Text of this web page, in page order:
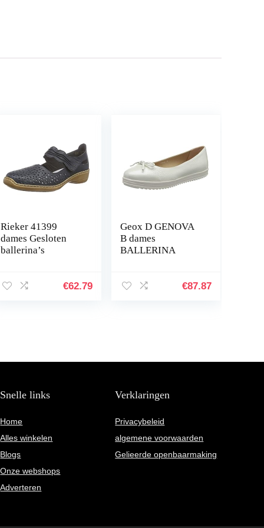
Rieker 41399
dames Gesloten
ballerina’s
€62.79
Geox D GENOVA
B dames
BALLERINA
€87.87
Snelle links
Home
Alles winkelen
Blogs
Onze webshops
Adverteren
Verklaringen
Privacybeleid
algemene voorwaarden
Gelieerde openbaarmaking